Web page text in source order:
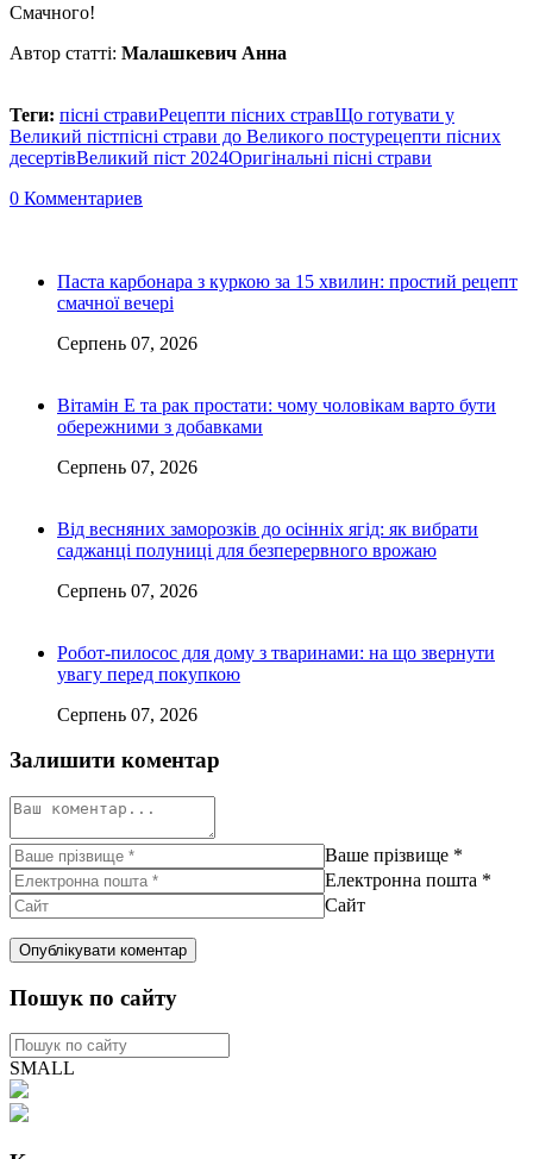
Смачного!
Автор статті: Малашкевич Анна
Теги: пісні стравиРецепти пісних стравЩо готувати у
Великий пістпісні страви до Великого постурецепти пісних
десертівВеликий піст 2024Оригінальні пісні страви
0 Комментариев
Паста карбонара з куркою за 15 хвилин: простий рецепт
смачної вечері
Серпень 07, 2026
Вітамін Е та рак простати: чому чоловікам варто бути
обережними з добавками
Серпень 07, 2026
Від весняних заморозків до осінніх ягід: як вибрати
саджанці полуниці для безперервного врожаю
Серпень 07, 2026
Робот-пилосос для дому з тваринами: на що звернути
увагу перед покупкою
Серпень 07, 2026
Залишити коментар
Ваше прізвище *
Електронна пошта *
Сайт
Пошук по сайту
SMALL